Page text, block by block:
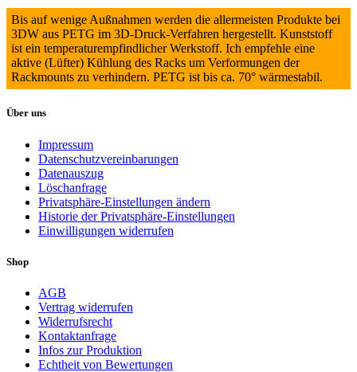
Bis auf wenige Außnahmen werden die allermeisten Produkte bei
3DW aus PETG im 3D-Druck-Verfahren hergestellt. Kunststoff
ist ein temperaturempfindlicher Werkstoff. Ich empfehle eine
aktive (Lüfter) Kühlung des Racks um Verformungen der
Rackmounts zu verhindern. PETG ist bis ca. 70° wärmestabil.
Über uns
Impressum
Datenschutzvereinbarungen
Datenauszug
Löschanfrage
Privatsphäre-Einstellungen ändern
Historie der Privatsphäre-Einstellungen
Einwilligungen widerrufen
Shop
AGB
Vertrag widerrufen
Widerrufsrecht
Kontaktanfrage
Infos zur Produktion
Echtheit von Bewertungen